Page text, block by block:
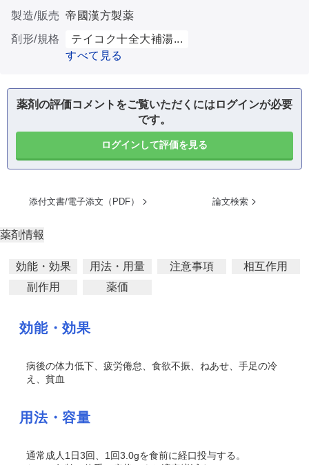
製造/販売 帝國漢方製薬
剤形/規格
テイコク十全大補湯...
すべて見る
薬剤の評価コメントをご覧いただくにはログインが必要
です。
ログインして評価を見る
添付文書/電子添文（PDF） 論文検索
薬剤情報
効能・効果 用法・用量 注意事項
相互作用
副作用
薬価
効能・効果
病後の体力低下、疲労倦怠、食欲不振、ねあせ、手足の冷
え、貧血
用法・容量
通常成人1日3回、1回3.0gを食前に経口投与する。